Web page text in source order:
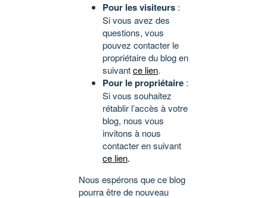
Pour les visiteurs :
Si vous avez des
questions, vous
pouvez contacter le
propriétaire du blog en
suivantce lien.
Pour le propriétaire :
Si vous souhaitez
rétablir l’accès à votre
blog, nous vous
invitons à nous
contacter en suivant
ce lien.
Nous espérons que ce blog
pourra être de nouveau